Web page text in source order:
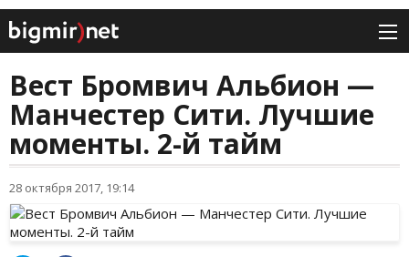
Вест Бромвич Альбион —
Манчестер Сити. Лучшие
моменты. 2-й тайм
28 октября 2017, 19:14